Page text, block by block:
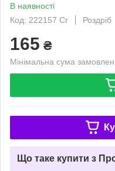
В наявності
Код: 222157 Cr
Роздріб
165 ₴
Мінімальна сума
Що таке купити з